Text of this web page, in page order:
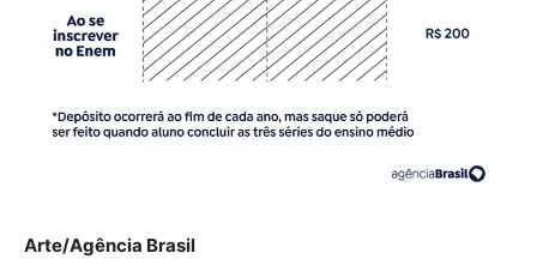
Arte/Agência Brasil